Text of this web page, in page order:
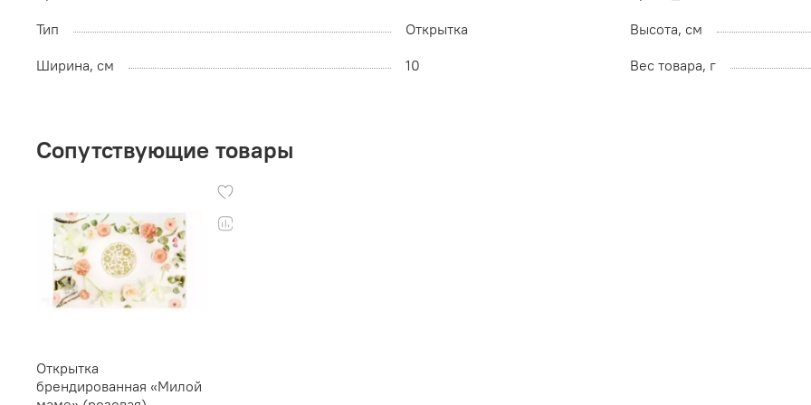
Тип
Открытка
Высота, см
Ширина, см
10 Вес товара, г
Сопутствующие товары
Открытка
брендированная «Милой